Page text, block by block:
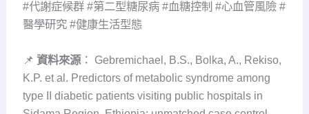
#代謝症候群 #第二型糖尿病 #血糖控制 #心血管風險 #
醫學研究 #健康生活型態
📌 資料來源： Gebremichael, B.S., Bolka, A., Rekiso,
K.P. et al. Predictors of metabolic syndrome among
type II diabetic patients visiting public hospitals in